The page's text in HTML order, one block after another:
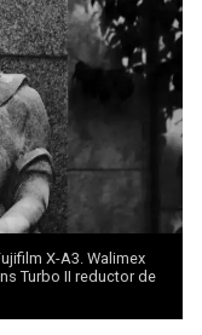
X-A3. Walimex
Turbo II reductor de